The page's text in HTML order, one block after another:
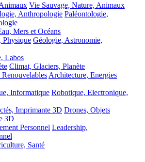
Vie Sauvage, Nature, Animaux
Anthropologie Paléontologie,
Mers et Océans
Physique Géologie, Astronomie,
Labos
Climat, Glaciers, Planète
Architecture, Energies
Informatique Robotique, Electronique,
Imprimante 3D Drones, Objets
3D
Personnel Leadership,
Santé